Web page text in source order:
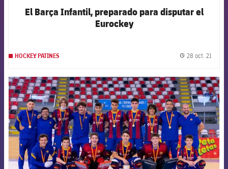
El Barça Infantil, preparado para disputar el
Eurockey
HOCKEY PATINES 28 oct. 21
FCB Barcelona badge